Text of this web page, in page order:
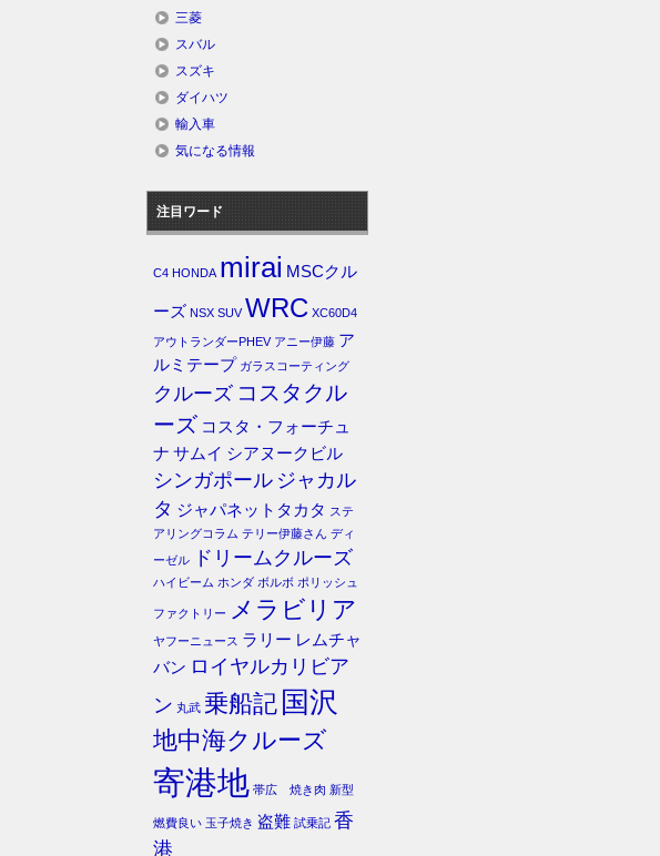
三菱
スバル
スズキ
ダイハツ
輸入車
気になる情報
注目ワード
C4 HONDA mirai MSCクル
ーズ NSX SUV WRC XC60D4
アウトランダーPHEV アニー伊藤 ア
ルミテープ ガラスコーティング
クルーズ コスタクル
ーズ コスタ・フォーチュ
ナ サムイ シアヌークビル
シンガポール ジャカル
タ ジャパネットタカタ ステ
アリングコラム テリー伊藤さん ディ
ーゼル
ドリームクルーズ
ハイビーム ホンダ ボルボ ポリッシュ
ファクトリー メラビリア
ヤフーニュース ラリー レムチャ
バン ロイヤルカリビア
ン 丸武 乗船記 国沢
地中海クルーズ
寄港地 帯広 焼き肉 新型
燃費良い 玉子焼き 盗難 試乗記 香
港